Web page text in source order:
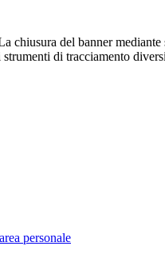
chiusura del banner
di tracciamento
personale